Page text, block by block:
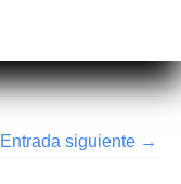
Entrada siguiente →